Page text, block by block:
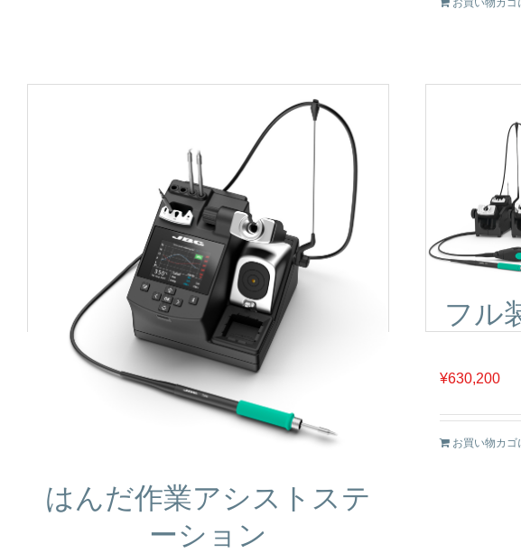
お買い物カゴ
はんだ作業アシストステ
ーション
フル
¥630,200
お買い物カゴ